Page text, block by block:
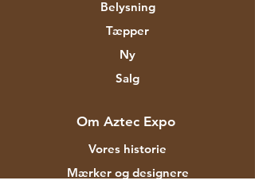
Belysning
Tæpper
Ny
Salg
Om Aztec Expo
Vores historie
Mærker og designere